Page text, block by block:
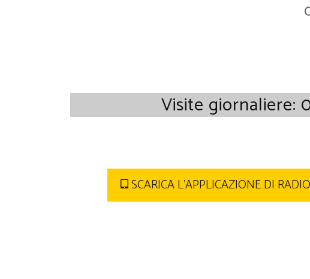
Visite giornaliere:
SCARICA L'APPLICAZIONE DI